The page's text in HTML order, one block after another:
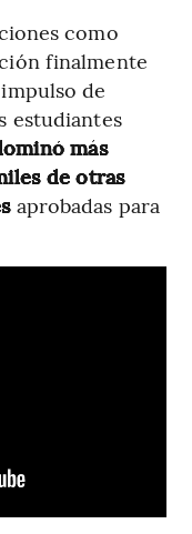
como
finalmente
de
estudiantes
más
de otras
aprobadas para